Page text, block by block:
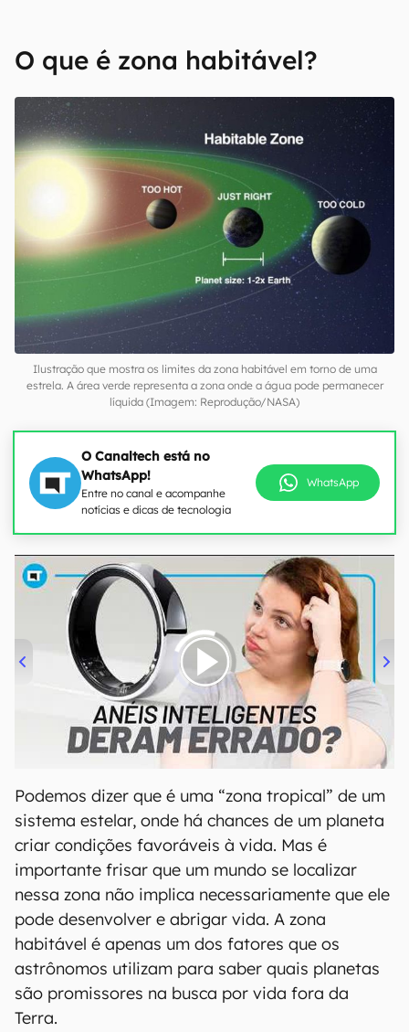
O que é zona habitável?
Ilustração que mostra os limites da zona habitável em torno de uma
estrela. A área verde representa a zona onde a água pode permanecer
líquida (Imagem: Reprodução/NASA)
O Canaltech está no
WhatsApp!
Entre no canal e acompanhe
notícias e dicas de tecnologia
WhatsApp
00:00/21:11
Podemos dizer que é uma “zona tropical” de um
sistema estelar, onde há chances de um planeta
criar condições favoráveis à vida. Mas é
importante frisar que um mundo se localizar
nessa zona não implica necessariamente que ele
pode desenvolver e abrigar vida. A zona
habitável é apenas um dos fatores que os
astrônomos utilizam para saber quais planetas
são promissores na busca por vida fora da
Terra.